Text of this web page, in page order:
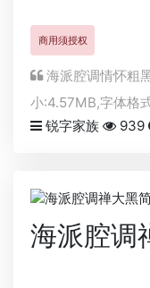
商用须授权
海派腔调情怀粗
小:4.57MB,字体格
锐字家族
939
海派腔调